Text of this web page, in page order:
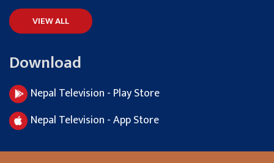
VIEW ALL
Download
Nepal Television - Play Store
Nepal Television - App Store